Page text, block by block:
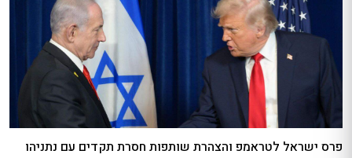
פרס ישראל לטראמפ והצהרת שותפות חסרת תקדים עם נתניהו